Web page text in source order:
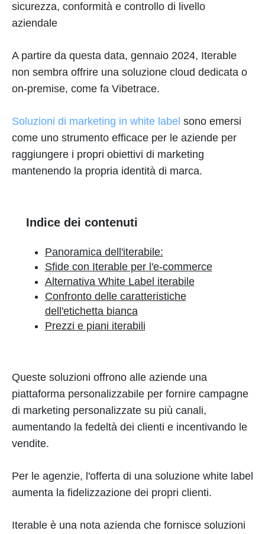
sicurezza, conformità e controllo di livello
aziendale
A partire da questa data, gennaio 2024, Iterable
non sembra offrire una soluzione cloud dedicata o
on-premise, come fa Vibetrace.
Soluzioni di marketing in white label sono emersi
come uno strumento efficace per le aziende per
raggiungere i propri obiettivi di marketing
mantenendo la propria identità di marca.
Indice dei contenuti
Panoramica dell'iterabile:
Sfide con Iterable per l'e-commerce
Alternativa White Label iterabile
Confronto delle caratteristiche
dell'etichetta bianca
Prezzi e piani iterabili
Queste soluzioni offrono alle aziende una
piattaforma personalizzabile per fornire campagne
di marketing personalizzate su più canali,
aumentando la fedeltà dei clienti e incentivando le
vendite.
Per le agenzie, l'offerta di una soluzione white label
aumenta la fidelizzazione dei propri clienti.
Iterable è una nota azienda che fornisce soluzioni